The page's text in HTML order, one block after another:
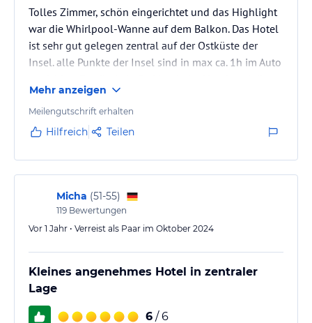
Tolles Zimmer, schön eingerichtet und das Highlight
war die Whirlpool-Wanne auf dem Balkon. Das Hotel
ist sehr gut gelegen zentral auf der Ostküste der
Insel. alle Punkte der Insel sind in max ca. 1h im Auto
Parkplätze auf der Strasse des Hotels sind nur von
10-18 Uhr und gegen Gebühr. Man muss das Auto auf
einem gratis Parkplatz lassen in Porto Cristo der ca. 7
trotzdem.
Mehr anzeigen
Meilengutschrift erhalten
Hilfreich Teilen
Micha (51-55)
119 Bewertungen
Vor 1 Jahr • Verreist als Paar im Oktober 2024
Kleines angenehmes Hotel in zentraler
Lage
6 / 6